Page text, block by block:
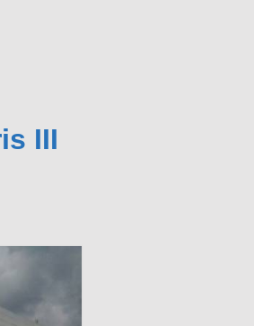
III